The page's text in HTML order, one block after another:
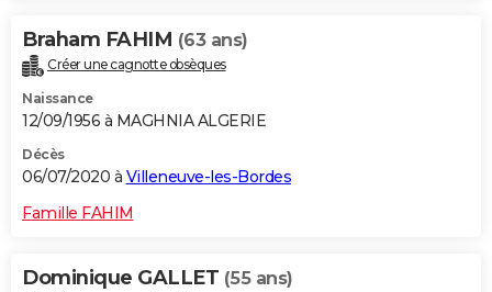
Braham FAHIM (63 ans)
Créer une cagnotte obsèques
Naissance
12/09/1956 à MAGHNIA ALGERIE
Décès
06/07/2020 à Villeneuve-les-Bordes
Famille FAHIM
Dominique GALLET (55 ans)